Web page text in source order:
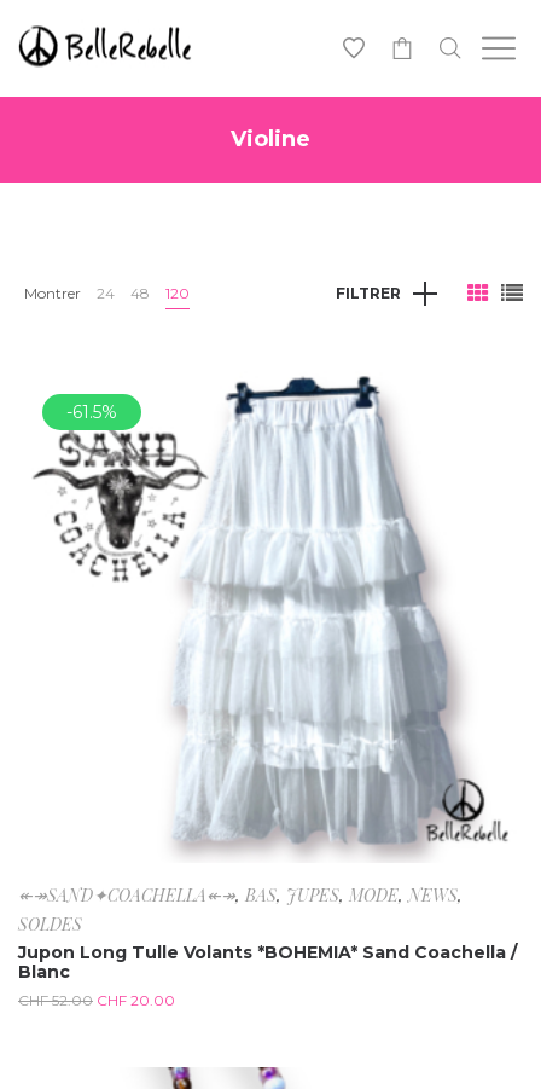
Violine
Montrer 24 48 120 FILTRER
-61.5%
↞↠SAND✦COACHELLA↞↠, BAS, JUPES, MODE,NEWS,
SOLDES
Jupon Long Tulle Volants *BOHEMIA* Sand Coachella /
Blanc
CHF52.00 CHF 20.00